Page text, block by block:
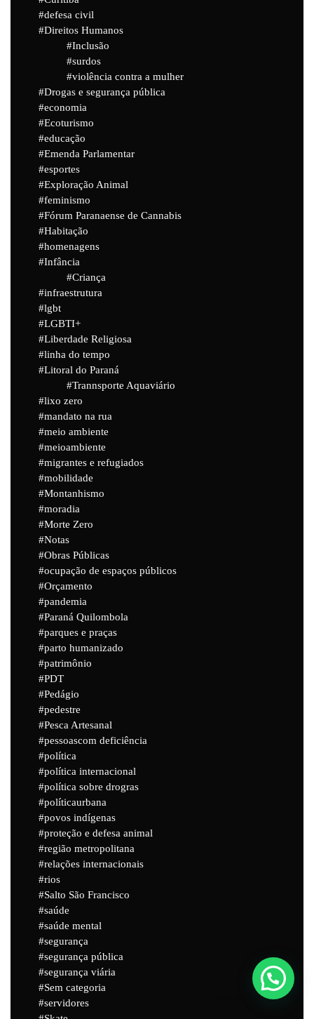
defesa civil
Direitos Humanos
Inclusão
surdos
violência contra a mulher
Drogas e segurança pública
economia
Ecoturismo
educação
Emenda Parlamentar
esportes
Exploração Animal
feminismo
Fórum Paranaense de Cannabis
Habitação
homenagens
Infância
Criança
infraestrutura
lgbt
LGBTI+
Liberdade Religiosa
linha do tempo
Litoral do Paraná
Trannsporte Aquaviário
lixo zero
mandato na rua
meio ambiente
meioambiente
migrantes e refugiados
mobilidade
Montanhismo
moradia
Morte Zero
Notas
Obras Públicas
ocupação de espaços públicos
Orçamento
pandemia
Paraná Quilombola
parques e praças
parto humanizado
patrimônio
PDT
Pedágio
pedestre
Pesca Artesanal
pessoascom deficiência
política
política internacional
política sobre drogras
políticaurbana
povos indígenas
proteção e defesa animal
região metropolitana
relações internacionais
rios
Salto São Francisco
saúde
saúde mental
segurança
segurança pública
segurança viária
Sem categoria
servidores
Powered byJoinchat